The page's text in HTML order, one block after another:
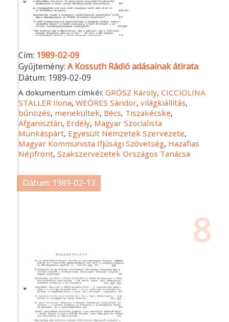
Cím: 1989-02-09
Gyűjtemény:A Kossuth Rádió adásainak átirata
Dátum: 1989-02-09
A dokumentum címkéi:GRÓSZ Károly,CICCIOLINA
STALLER Ilona,WEÖRES Sándor,világkiállítás,
bűnözés, menekültek, Bécs, Tiszakécske,
Afganisztán, Erdély, Magyar Szocialista
Munkáspárt, Egyesült Nemzetek Szervezete,
Magyar Kommunista Ifjúsági Szövetség, Hazafias
Népfront,Szakszervezetek Országos Tanácsa
Dátum: 1989-02-13
8